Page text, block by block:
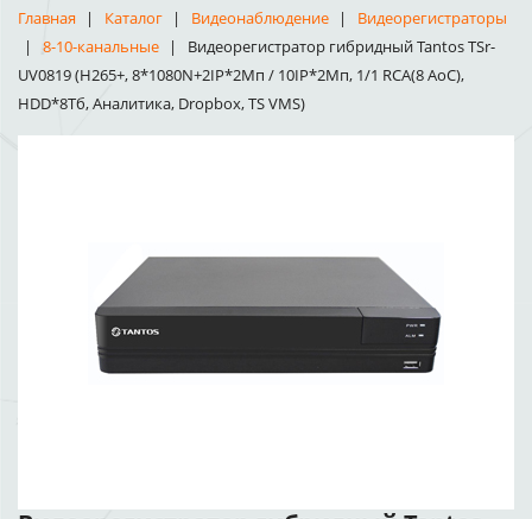
Главная Каталог Видеонаблюдение
Видеорегистраторы
8-10-канальные
Видеорегистратор гибридный Tantos TSr-
UV0819 (H265+, 8*1080N+2IP*2Мп / 10IP*2Мп, 1/1 RCA(8 AoC),
HDD*8Тб, Аналитика, Dropbox, TS VMS)